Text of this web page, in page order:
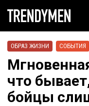
ОБРАЗ ЖИЗНИ СОБЫТИЯ
что
бойцы